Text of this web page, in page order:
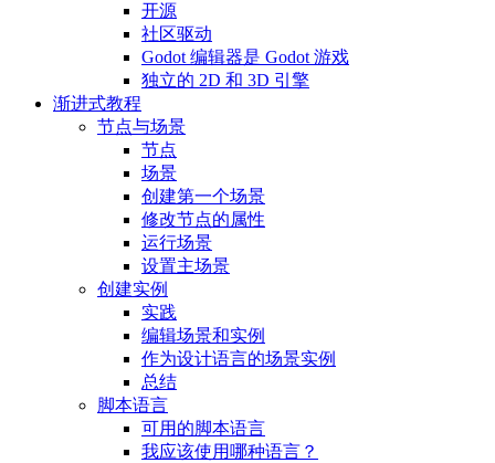
开源
社区驱动
Godot 编辑器是 Godot 游戏
独立的 2D 和 3D 引擎
渐进式教程
节点与场景
节点
场景
创建第一个场景
修改节点的属性
运行场景
设置主场景
创建实例
实践
编辑场景和实例
作为设计语言的场景实例
总结
脚本语言
可用的脚本语言
我应该使用哪种语言？